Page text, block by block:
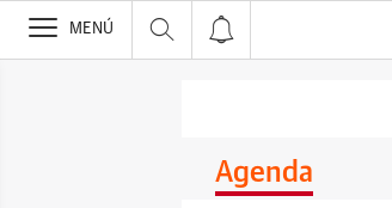
>
MENÚ
Agenda